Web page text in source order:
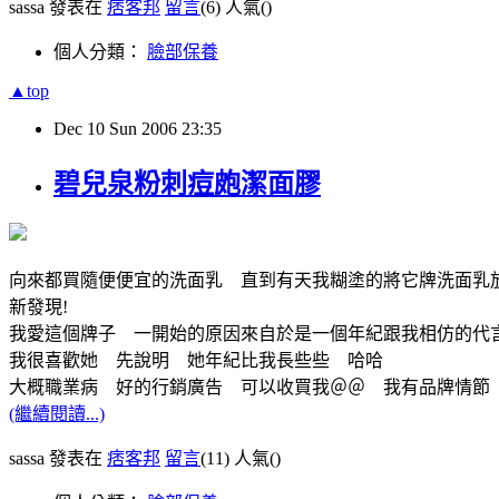
sassa 發表在 痞客邦 留言(6) 人氣()
個人分類： 臉部保養
▲top
Dec 10 Sun 2006 23:35
碧兒泉粉刺痘皰潔面膠
向來都買隨便便宜的洗面乳 直到有天我糊塗的將它牌洗面乳
新發現!
我愛這個牌子 一開始的原因來自於是一個年紀跟我相仿的代
我很喜歡她 先說明 她年紀比我長些些 哈哈
大概職業病 好的行銷廣告 可以收買我＠＠ 我有品牌情節
(繼續閱讀...)
sassa 發表在 痞客邦 留言(11) 人氣()